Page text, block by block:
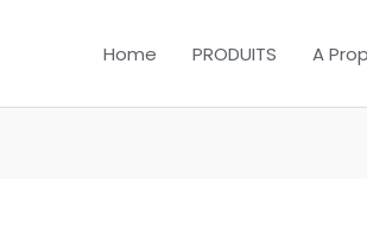
Home PRODUITS A